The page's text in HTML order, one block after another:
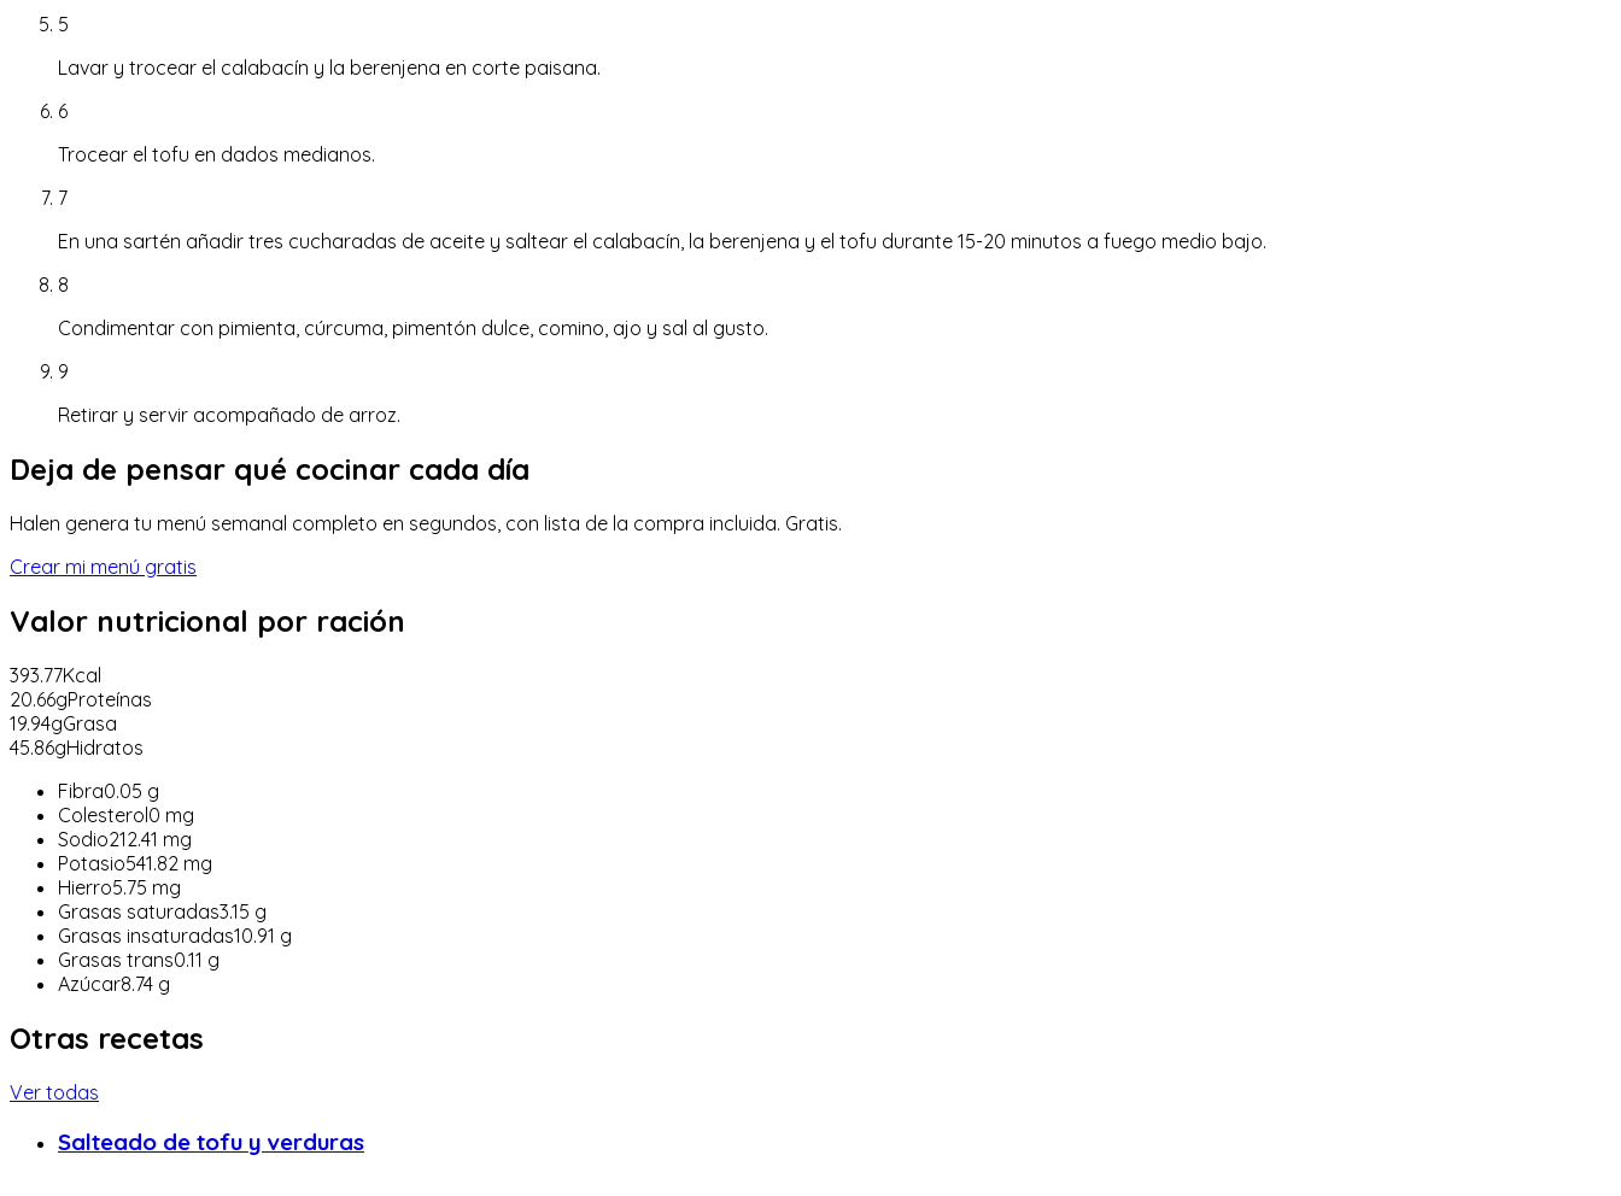
5
Lavar y trocear el calabacín y la berenjena en corte paisana.
6
Trocear el tofu en dados medianos.
7
En una sartén añadir tres cucharadas de aceite y saltear el calabacín, la berenjena y el tofu durante 15-20 minutos a fuego medio bajo.
8
Condimentar con pimienta, cúrcuma, pimentón dulce, comino, ajo y sal al gusto.
9
Retirar y servir acompañado de arroz.
Deja de pensar qué cocinar cada día
Halen genera tu menú semanal completo en segundos, con lista de la compra incluida. Gratis.
Crear mi menú gratis
Valor nutricional por ración
393.77Kcal
20.66gProteínas
19.94gGrasa
45.86gHidratos
Fibra0.05 g
Colesterol0 mg
Sodio212.41 mg
Potasio541.82 mg
Hierro5.75 mg
Grasas saturadas3.15 g
Grasas insaturadas10.91 g
Grasas trans0.11 g
Azúcar8.74 g
Otras recetas
Ver todas
Salteado de tofu y verduras